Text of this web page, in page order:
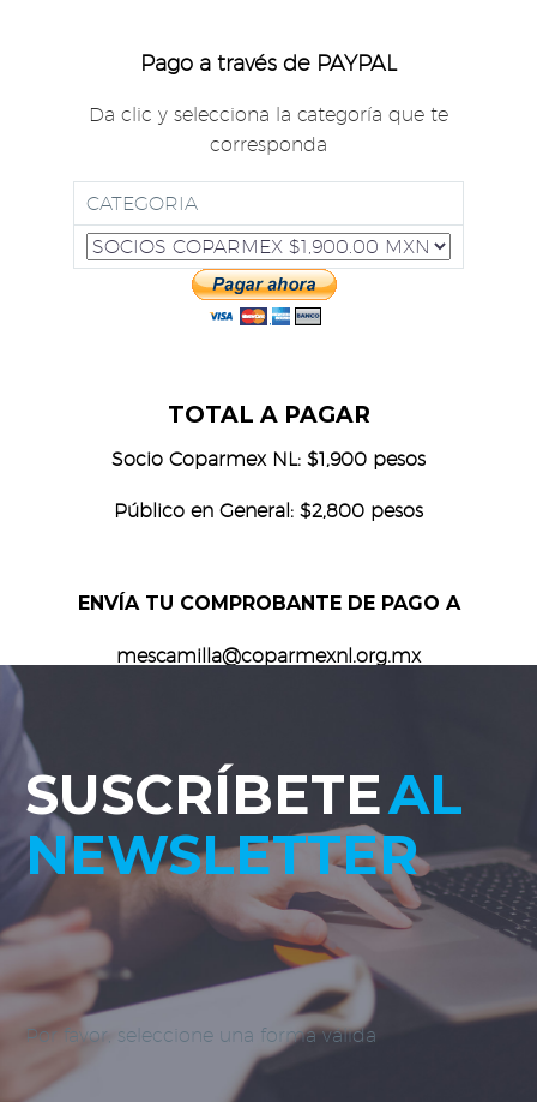
Pago a través de PAYPAL
Da clic y selecciona la categoría que te
corresponda
CATEGORIA
TOTAL A PAGAR
Socio Coparmex NL: $1,900 pesos
Público en General: $2,800 pesos
ENVÍA TU COMPROBANTE DE PAGO A
mescamilla@coparmexnl.org.mx
SUSCRÍBETEAL
NEWSLETTER
Por favor, seleccione una forma válida